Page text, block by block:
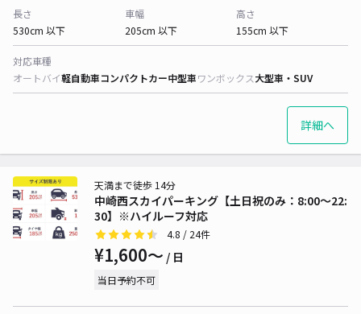
長さ
530cm 以下
車幅
205cm 以下
高さ
155cm 以下
対応車種
オートバイ軽自動車コンパクトカー中型車ワンボックス大型車・SUV
詳細へ
中崎西スカイパーキング【土日祝のみ：8:00～22:
30】※ハイルーフ対応
天満まで徒歩 14分
4.8 / 24件
¥1,600〜 / 日
当日予約不可